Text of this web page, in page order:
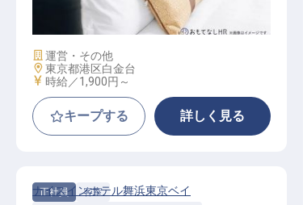
施設業態
運営・その他
勤務地
東京都港区白金台
給与
時給／1,900円～
キープする 詳しく見る
正社員
客室
ナイスインホテル舞浜東京ベイ